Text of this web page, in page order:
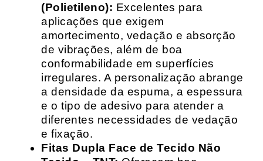
(Polietileno): Excelentes para
aplicações que exigem
amortecimento, vedação e absorção
de vibrações, além de boa
conformabilidade em superfícies
irregulares. A personalização abrange
a densidade da espuma, a espessura
e o tipo de adesivo para atender a
diferentes necessidades de vedação
e fixação.
Fitas Dupla Face de Tecido Não